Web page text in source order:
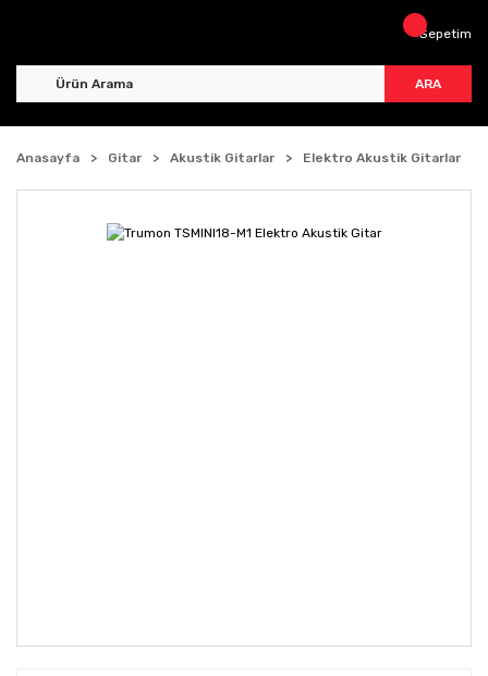
ARA
Sepetim
Anasayfa Gitar Akustik Gitarlar Elektro Akustik Gitarlar